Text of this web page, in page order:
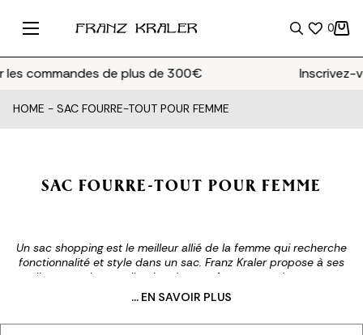
0
commandes de plus de 300€ Inscrivez-
HOME - SAC FOURRE-TOUT POUR FEMME
SAC FOURRE-TOUT POUR FEMME
Un sac shopping est le meilleur allié de la femme qui recherche
fonctionnalité et style dans un sac. Franz Kraler propose à ses
clients une large collection de sacs fourre-tout de marque
conçus pour la femme qui veut exprimer sa forte personnalité
sans jamais renoncer à l'aspect pratique. Idéal pour les
occasions les plus diverses, le sac shopping contient tout votre
... EN SAVOIR PLUS